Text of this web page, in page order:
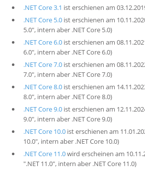
.NET Core 3.1 ist erschienen am
.NET Core 5.0ist erschienen am
5.0", intern aber .NET Core 5.0)
.NET Core 6.0ist erschienen am
6.0", intern aber .NET Core 6.0)
.NET Core 7.0ist erschienen am
7.0", intern aber .NET Core 7.0)
.NET Core 8.0ist erschienen am
8.0", intern aber .NET Core 8.0)
.NET Core 9.0ist erschienen am
9.0", intern aber .NET Core 9.0)
.NET Core 10.0ist erschienen am
10.0", intern aber .NET Core 10.0)
.NET Core 11.0wird erscheinen am
".NET 11.0", intern aber .NET Core 11.0)